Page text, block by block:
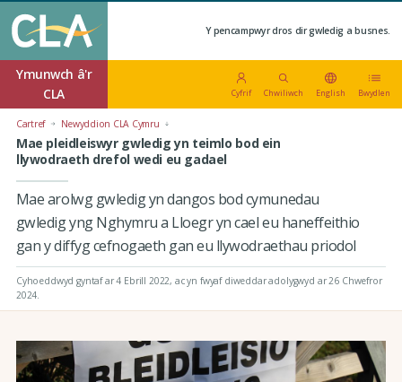
Y pencampwyr dros dir gwledig a busnes.
Ymunwch â'r
CLA
Cyfrif Chwiliwch English Bwydlen
Cartref Newyddion CLA Cymru
Mae pleidleiswyr gwledig yn teimlo bod ein
llywodraeth drefol wedi eu gadael
Mae arolwg gwledig yn dangos bod cymunedau
gwledig yng Nghymru a Lloegr yn cael eu haneffeithio
gan y diffyg cefnogaeth gan eu llywodraethau priodol
Cyhoeddwyd gyntaf ar 4 Ebrill 2022, ac yn fwyaf diweddar adolygwyd ar 26 Chwefror
2024.